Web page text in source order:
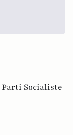
Parti Socialiste